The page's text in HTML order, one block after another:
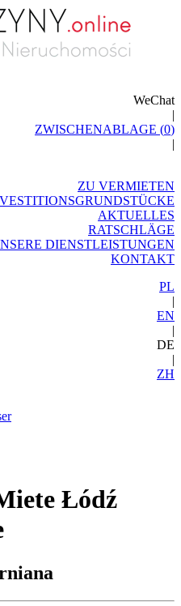
WeChat
|
ZWISCHENABLAGE (0)
|
ZU VERMIETEN
AKTUELLES
RATSCHLÄGE
DIENSTLEISTUNGEN
KONTAKT
PL
|
EN
|
DE
|
ZH
Łódź